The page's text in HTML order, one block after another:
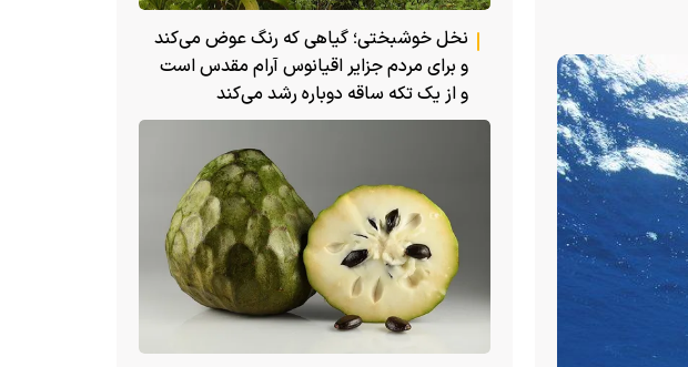
نخل خوشبختی؛ گیاهی که رنگ عوض می‌کند
و برای مردم جزایر اقیانوس آرام مقدس است
و از یک تکه ساقه دوباره رشد می‌کند